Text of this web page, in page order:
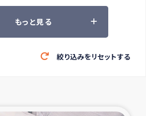
ツアー参加者の声
緊急救援の時代
東ティモール豪雨緊急支援
もっと見る
絞り込みをリセットする